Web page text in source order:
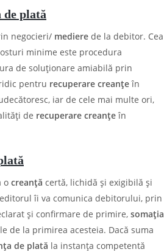
de plată
negocieri/ mediere de la debitor. Cea
minime este procedura
de soluționare amiabilă prin
pentru recuperare creanțeîn
iar de cele mai multe ori,
de recuperare creanțeîn
o creanță certă, lichidă și exigibilă și
îi va comunica debitorului, prin
și confirmare de primire, somaţia
de la primirea acesteia. Dacă suma
de plată la instanța competentă